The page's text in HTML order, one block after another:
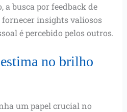
a busca por feedback de
fornecer insights valiosos
é percebido pelos outros.
no brilho
um papel crucial no